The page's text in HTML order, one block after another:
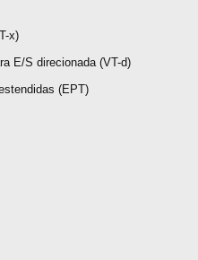
x)
E/S direcionada (VT-d)
(EPT)